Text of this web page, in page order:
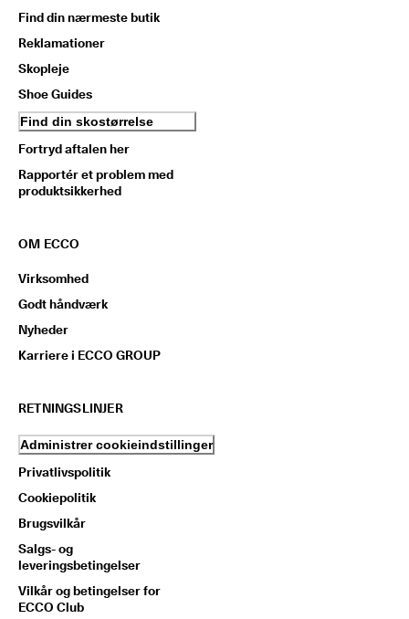
Find din nærmeste butik
Reklamationer
Skopleje
Shoe Guides
Find din skostørrelse
Fortryd aftalen her
Rapportér et problem med
produktsikkerhed
OM ECCO
Virksomhed
Godt håndværk
Nyheder
Karriere i ECCO GROUP
RETNINGSLINJER
Administrer cookieindstillinger
Privatlivspolitik
Cookiepolitik
Brugsvilkår
Salgs- og
leveringsbetingelser
Vilkår og betingelser for
ECCO Club